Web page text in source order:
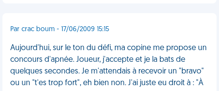
Par crac boum - 17/06/2009 15:15
Aujourd'hui, sur le ton du défi, ma copine me propose un
concours d'apnée. Joueur, j'accepte et je la bats de
quelques secondes. Je m'attendais à recevoir un "bravo"
ou un "t'es trop fort", eh bien non. J'ai juste eu droit à : "À